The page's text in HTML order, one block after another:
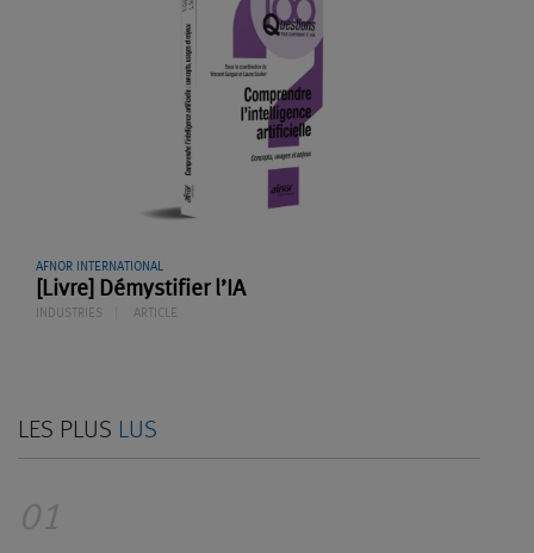
AFNOR INTERNATIONAL
[Livre] Démystifier l’IA
INDUSTRIES ARTICLE
LES PLUS LUS
01